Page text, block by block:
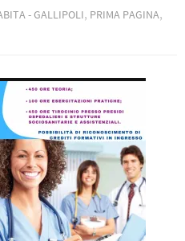
- GALLIPOLI, PRIMA PAGINA,